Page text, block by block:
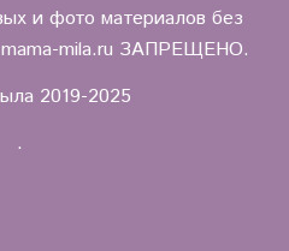
и фото материалов без
mama-mila.ru ЗАПРЕЩЕНО.
2019-2025
.